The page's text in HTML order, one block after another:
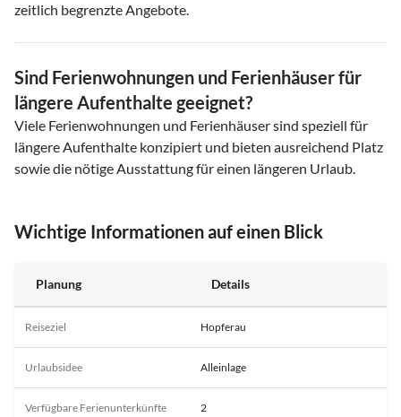
zeitlich begrenzte Angebote.
Sind Ferienwohnungen und Ferienhäuser für
längere Aufenthalte geeignet?
Viele Ferienwohnungen und Ferienhäuser sind speziell für
längere Aufenthalte konzipiert und bieten ausreichend Platz
sowie die nötige Ausstattung für einen längeren Urlaub.
Wichtige Informationen auf einen Blick
Planung Details
Reiseziel Hopferau
Urlaubsidee Alleinlage
Verfügbare Ferienunterkünfte 2